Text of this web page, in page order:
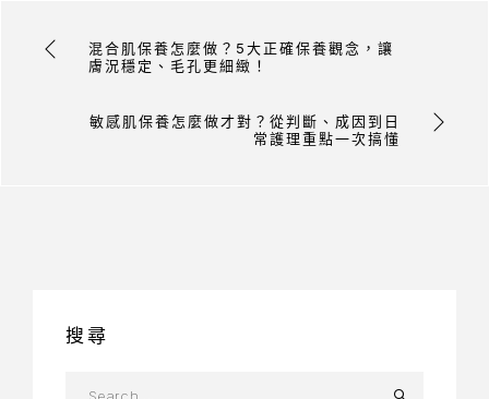
混合肌保養怎麼做？5大正確保養觀念，讓
膚況穩定、毛孔更細緻！
敏感肌保養怎麼做才對？從判斷、成因到日
常護理重點一次搞懂
搜尋